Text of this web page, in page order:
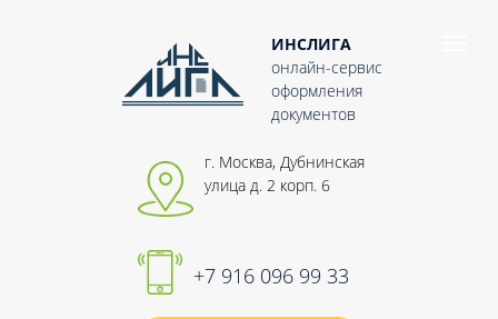
ИНСЛИГА
онлайн-сервис
оформления
документов
+7 916 096 99 33
г. Москва, Дубнинская
улица д. 2 корп. 6